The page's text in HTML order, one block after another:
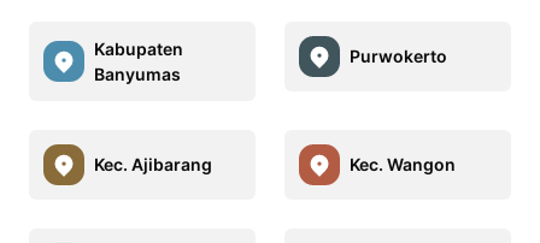
Kabupaten
Banyumas
Purwokerto
Kec. Ajibarang Kec. Wangon